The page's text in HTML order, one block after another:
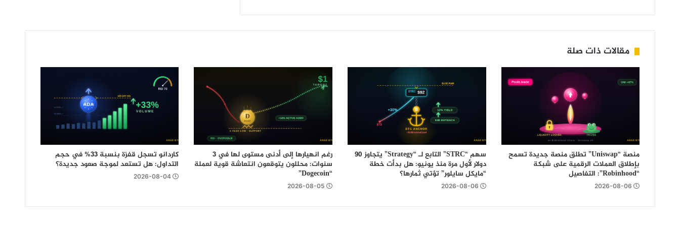
ترون وZcash وعدد من العملات الرقمية
مقالات ذات صلة
منصة “Uniswap” تطلق منصة جديدة تسمح
بإطلاق العملات الرقمية على شبكة
“Robinhood”: التفاصيل
2026-08-06
سهم “STRC” التابع لـ “Strategy” يتجاوز 90
دولار لأول مرة منذ يونيو: هل بدأت خطة
“مايكل سايلور” تؤتي ثمارها؟
2026-08-06
رغم انهيارها إلى أدنى مستوى لها في 3
سنوات: محللون يتوقعون انتعاشة قوية لعملة
“Dogecoin”
2026-08-05
كاردانو تسجل قفزة بنسبة 33% في حجم
التداول: هل تستعد لموجة صعود جديدة؟
2026-08-04